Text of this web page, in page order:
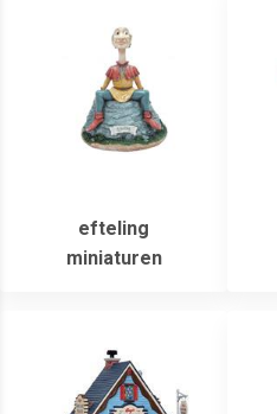
efteling
miniaturen